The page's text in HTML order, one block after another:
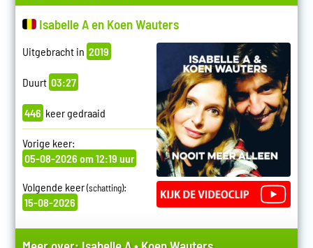
Isabelle A en Koen Wauters
Uitgebracht in 2019
Duurt 03:27
446 keer gedraaid
Vorige keer:
05-08-2026 om 12:19 uur
Volgende keer(schatting):
15-08-2026